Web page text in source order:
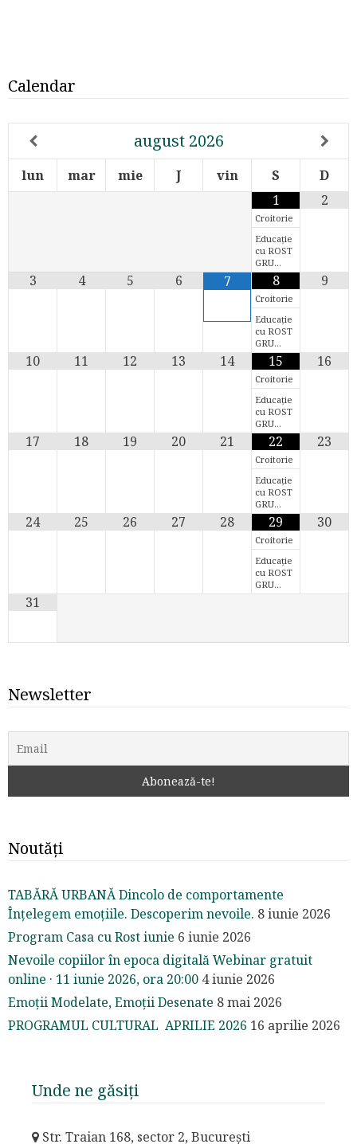
Calendar
august 2026
lun mar mie J vin S
D
1
Croitorie
Educație
cu ROST
GRU…
2
3 4 5 6 7 8
Croitorie
Educație
cu ROST
GRU…
9
10 11 12 13 14 15
Croitorie
Educație
cu ROST
GRU…
16
17 18 19 20 21 22
Croitorie
Educație
cu ROST
GRU…
23
24 25 26 27 28 29
Croitorie
Educație
cu ROST
GRU…
30
31
Newsletter
Noutăți
TABĂRĂ URBANĂ Dincolo de comportamente
Înțelegem emoțiile. Descoperim nevoile. 8 iunie 2026
Program Casa cu Rost iunie 6 iunie 2026
Nevoile copiilor în epoca digitală Webinar gratuit
online · 11 iunie 2026, ora 20:00 4 iunie 2026
Emoții Modelate, Emoții Desenate 8 mai 2026
PROGRAMUL CULTURAL APRILIE 2026 16 aprilie 2026
Unde ne găsiți
Str. Traian 168, sector 2, București